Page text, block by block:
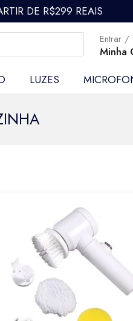
DE R$299 REAIS
Entrar /
Minha
LUZES